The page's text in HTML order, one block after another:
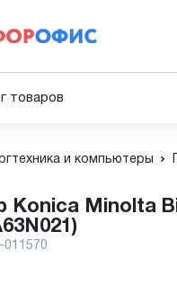
товаров
и компьютеры
011570